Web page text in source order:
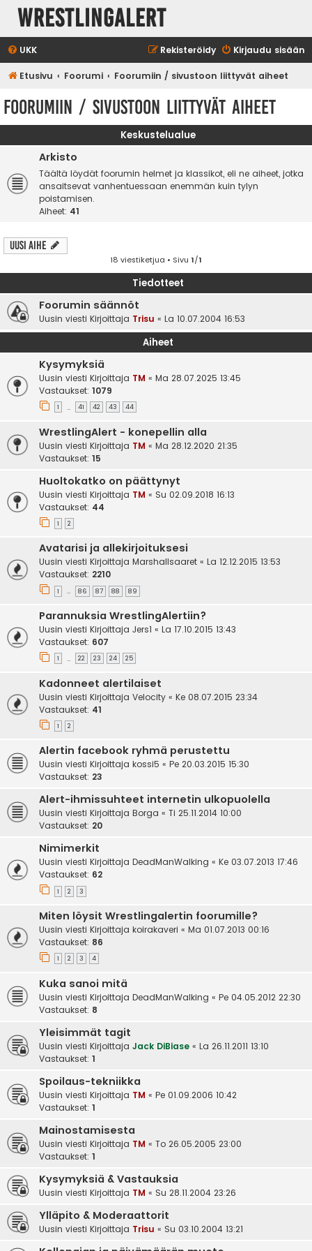
WrestlingAlert
UKK Kirjaudu sisään
Rekisteröidy
Etusivu Foorumi Foorumiin / sivustoon liittyvät aiheet
Foorumiin / sivustoon liittyvät aiheet
Keskustelualue
Arkisto
Täältä löydät foorumin helmet ja klassikot, eli ne aiheet, jotka
ansaitsevat vanhentuessaan enemmän kuin tylyn
poistamisen.
Aiheet: 41
Uusi Aihe
18 viestiketjua • Sivu 1/1
Tiedotteet
Foorumin säännöt
Uusin viesti Kirjoittaja Trisu « La 10.07.2004 16:53
Aiheet
Kysymyksiä
Uusin viesti Kirjoittaja TM « Ma 28.07.2025 13:45
Vastaukset: 1079
1 … 41 42 43 44
WrestlingAlert - konepellin alla
Uusin viesti Kirjoittaja TM « Ma 28.12.2020 21:35
Vastaukset: 15
Huoltokatko on päättynyt
Uusin viesti Kirjoittaja TM « Su 02.09.2018 16:13
Vastaukset: 44
1 2
Avatarisi ja allekirjoituksesi
Uusin viesti Kirjoittaja Marshallsaaret « La 12.12.2015 13:53
Vastaukset: 2210
1 … 86 87 88 89
Parannuksia WrestlingAlertiin?
Uusin viesti Kirjoittaja Jers1 « La 17.10.2015 13:43
Vastaukset: 607
1 … 22 23 24 25
Kadonneet alertilaiset
Uusin viesti Kirjoittaja Velocity « Ke 08.07.2015 23:34
Vastaukset: 41
1 2
Alertin facebook ryhmä perustettu
Uusin viesti Kirjoittaja kossi5 « Pe 20.03.2015 15:30
Vastaukset: 23
Alert-ihmissuhteet internetin ulkopuolella
Uusin viesti Kirjoittaja Borga « Ti 25.11.2014 10:00
Vastaukset: 20
Nimimerkit
Uusin viesti Kirjoittaja DeadManWalking « Ke 03.07.2013 17:46
Vastaukset: 62
1 2 3
Miten löysit Wrestlingalertin foorumille?
Uusin viesti Kirjoittaja koirakaveri « Ma 01.07.2013 00:16
Vastaukset: 86
1 2 3 4
Kuka sanoi mitä
Uusin viesti Kirjoittaja DeadManWalking « Pe 04.05.2012 22:30
Vastaukset: 8
Yleisimmät tagit
Uusin viesti Kirjoittaja Jack DiBiase « La 26.11.2011 13:10
Vastaukset: 1
Spoilaus-tekniikka
Uusin viesti Kirjoittaja TM « Pe 01.09.2006 10:42
Vastaukset: 1
Mainostamisesta
Uusin viesti Kirjoittaja TM « To 26.05.2005 23:00
Vastaukset: 1
Kysymyksiä & Vastauksia
Uusin viesti Kirjoittaja TM « Su 28.11.2004 23:26
Ylläpito & Moderaattorit
Uusin viesti Kirjoittaja Trisu « Su 03.10.2004 13:21